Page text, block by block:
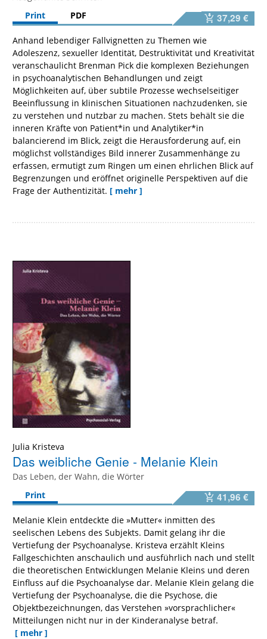
Print
PDF 37,29 €
Anhand lebendiger Fallvignetten zu Themen wie
Adoleszenz, sexueller Identität, Destruktivität und Kreativität
veranschaulicht Brenman Pick die komplexen Beziehungen
in psychoanalytischen Behandlungen und zeigt
Möglichkeiten auf, über subtile Prozesse wechselseitiger
Beeinflussung in klinischen Situationen nachzudenken, sie
zu verstehen und nutzbar zu machen. Stets behält sie die
inneren Kräfte von Patient*in und Analytiker*in
balancierend im Blick, zeigt die Herausforderung auf, ein
möglichst vollständiges Bild innerer Zusammenhänge zu
erfassen, ermutigt zum Ringen um einen ehrlichen Blick auf
Begrenzungen und eröffnet originelle Perspektiven auf die
Frage der Authentizität. [ mehr ]
Julia Kristeva
Das weibliche Genie - Melanie Klein
Das Leben, der Wahn, die Wörter
Print
41,96 €
Melanie Klein entdeckte die »Mutter« inmitten des
seelischen Lebens des Subjekts. Damit gelang ihr die
Vertiefung der Psychoanalyse. Kristeva erzählt Kleins
Fallgeschichten anschaulich und ausführlich nach und stellt
die theoretischen Entwicklungen Melanie Kleins und deren
Einfluss auf die Psychoanalyse dar. Melanie Klein gelang die
Vertiefung der Psychoanalyse, die die Psychose, die
Objektbezeichnungen, das Verstehen »vorsprachlicher«
Mitteilungen nicht nur in der Kinderanalyse betraf.
[ mehr ]